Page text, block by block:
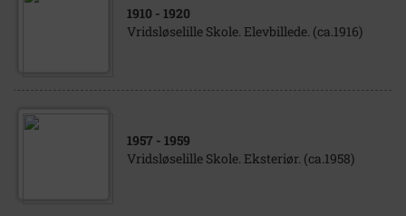
1910 - 1920
Vridsløselille Skole. Elevbillede. (ca.1916)
1957 - 1959
Vridsløselille Skole. Eksteriør. (ca.1958)